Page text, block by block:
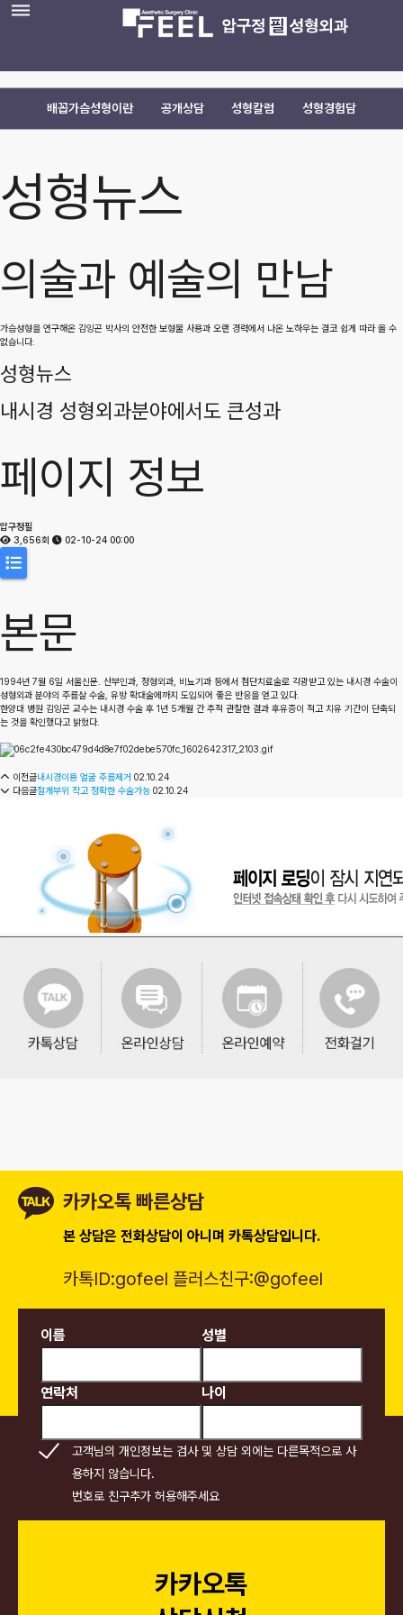
dehaze
배꼽가슴성형이란 공개상담 성형칼럼 성형경험담
성형뉴스
의술과 예술의 만남
가슴성형을 연구해온 김잉곤 박사의 안전한 보형물 사용과 오랜 경력에서 나온 노하우는 결코 쉽게 따라 올 수
없습니다.
성형뉴스
내시경 성형외과분야에서도 큰성과
페이지 정보
압구정필
3,656회
02-10-24 00:00
본문
1994년 7월 6일 서울신문. 산부인과, 정형외과, 비뇨기과 등에서 첨단치료술로 각광받고 있는 내시경 수술이
성형외과 분야의 주름살 수술, 유방 확대술에까지 도입되어 좋은 반응을 얻고 있다.
한양대 병원 김잉곤 교수는 내시경 수술 후 1년 5개월 간 추적 관찰한 결과 후유증이 적고 치유 기간이 단축되
는 것을 확인했다고 밝혔다.
이전글내시경이용 얼굴 주름제거 02.10.24
다음글절개부위 작고 정확한 수술가능 02.10.24
카카오톡 빠른상담
본 상담은 전화상담이 아니며 카톡상담입니다.
카톡ID:gofeel 플러스친구:@gofeel
이름 성별
연락처 나이
고객님의 개인정보는 검사 및 상담 외에는 다른목적으로 사
용하지 않습니다.
번호로 친구추가 허용해주세요
카카오톡